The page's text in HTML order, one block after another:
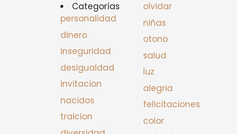
Categorías
personalidad
dinero
inseguridad
desigualdad
invitacion
nacidos
traicion
olvidar
niñas
otono
salud
luz
alegria
felicitaciones
color